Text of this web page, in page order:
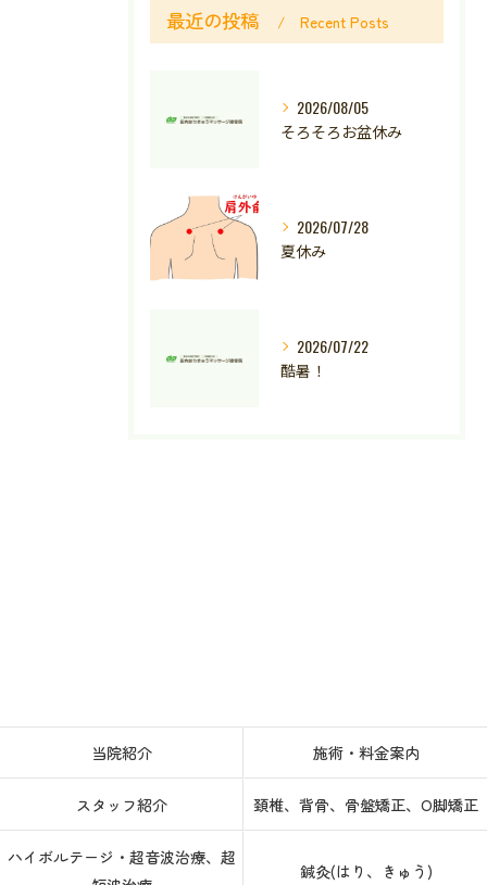
最近の投稿 Recent Posts
2026/08/05
そろそろお盆休み
2026/07/28
夏休み
2026/07/22
酷暑！
当院紹介 施術・料金案内
スタッフ紹介 頚椎、背骨、骨盤矯正、O脚矯正
ハイボルテージ・超音波治療、超
鍼灸(はり、きゅう)